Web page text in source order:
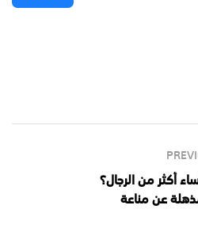
أكثر من الرجال؟
عن مناعة